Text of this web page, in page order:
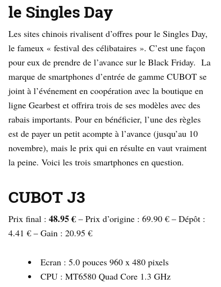
le Singles Day
Les sites chinois rivalisent d’offres pour le Singles Day,
le fameux « festival des célibataires ». C’est une façon
pour eux de prendre de l’avance sur le Black Friday. La
marque de smartphones d’entrée de gamme CUBOT se
joint à l’événement en coopération avec la boutique en
ligne Gearbest et offrira trois de ses modèles avec des
rabais importants. Pour en bénéficier, l’une des règles
est de payer un petit acompte à l’avance (jusqu’au 10
novembre), mais le prix qui en résulte en vaut vraiment
la peine. Voici les trois smartphones en question.
CUBOT J3
Prix ​​final : 48.95 € – Prix d’origine : 69.90 € – Dépôt :
4.41 € – Gain : 20.95 €
Ecran : 5.0 pouces 960 x 480 pixels
CPU : MT6580 Quad Core 1.3 GHz